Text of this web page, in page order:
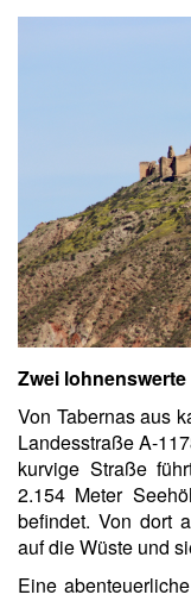
Zwei
Von Tabernas aus
Landesstraße A-
kurvige Straße
2.154 Meter
befindet. Von dort
auf die Wüste und
Eine